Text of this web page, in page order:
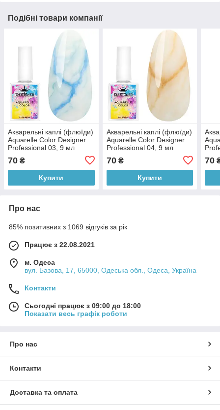
Подібні товари компанії
Акварельні каплі (флюїди)
Aquarelle Color Designer
Professional 03, 9 мл
70 ₴
Купити
Акварельні каплі (флюїди)
Aquarelle Color Designer
Professional 04, 9 мл
70₴
Купити
70
Про нас
85% позитивних з 1069 відгуків за рік
Працює з 22.08.2021
м. Одеса
вул. Базова, 17, 65000, Одеська обл., Одеса, Україна
Контакти
Сьогодні працює з 09:00 до 18:00
Показати весь графік роботи
Про нас
Контакти
Доставка та оплата